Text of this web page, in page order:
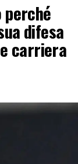
perché
difesa
carriera